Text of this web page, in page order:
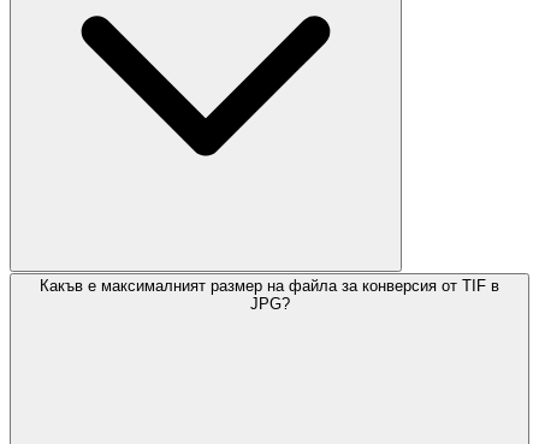
Какъв е максималният размер на файла за конверсия от TIF в
JPG?